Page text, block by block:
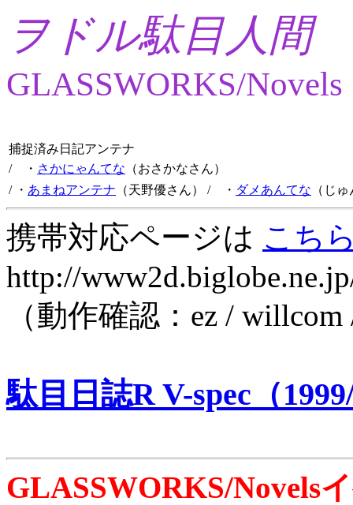
ヲドル駄目人間
GLASSWORKS/Novels
捕捉済み日記アンテナ
/ ・ さかにゃんてな （おさかなさん）
/ ・ あまねアンテナ （天野優さん） / ・ ダメあんてな （じ
携帯対応ページは こち
http://
（動作確認：ez /
駄目日誌R V-spec（
GLASSWORKS/Novels